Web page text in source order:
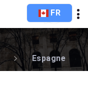
FR
Espagne